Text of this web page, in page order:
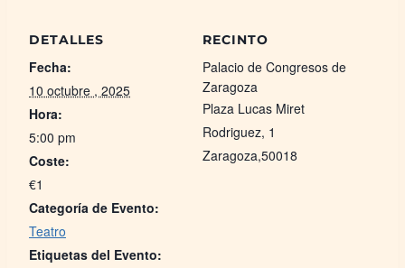
DETALLES
Fecha:
10 octubre , 2025
Hora:
5:00 pm
Coste:
€1
Categoría de Evento:
Teatro
Etiquetas del Evento:
RECINTO
Palacio de Congresos de
Zaragoza
Plaza Lucas Miret
Rodriguez, 1
Zaragoza,50018